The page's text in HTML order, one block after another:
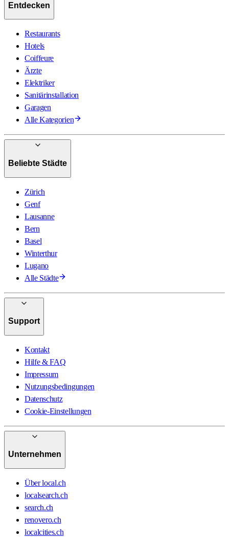
Entdecken
Restaurants
Hotels
Coiffeure
Ärzte
Elektriker
Sanitärinstallation
Garagen
Alle Kategorien
Beliebte Städte
Zürich
Genf
Lausanne
Bern
Basel
Winterthur
Lugano
Alle Städte
Support
Kontakt
Hilfe & FAQ
Impressum
Nutzungsbedingungen
Datenschutz
Cookie-Einstellungen
Unternehmen
Über local.ch
localsearch.ch
search.ch
renovero.ch
localcities.ch